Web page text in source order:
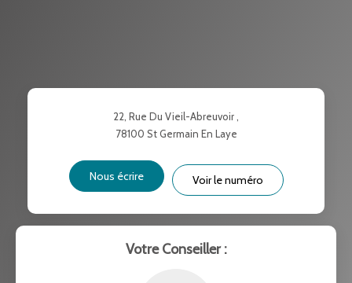
VOITURE
RÉSULTATS DES LYCÉES ECOLES ET CRÈCHES
RESTAURANTS ET CAFÉS COMMERCES
22, Rue Du Vieil-Abreuvoir ,
78100 St Germain En Laye
Nous écrire Voir le numéro
Votre Conseiller :